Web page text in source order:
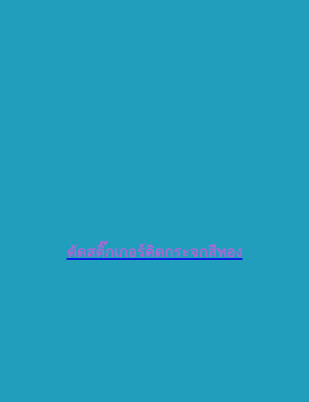
ตัดสติ๊กเกอร์ติดกระจกสีทอง